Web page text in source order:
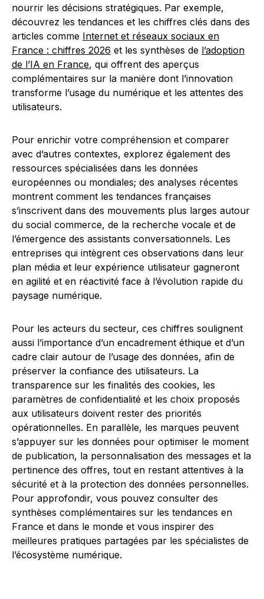
nourrir les décisions stratégiques. Par exemple,
découvrez les tendances et les chiffres clés dans des
articles comme Internet et réseaux sociaux en
France : chiffres 2026 et les synthèses de l’adoption
de l’IA en France, qui offrent des aperçus
complémentaires sur la manière dont l’innovation
transforme l’usage du numérique et les attentes des
utilisateurs.
Pour enrichir votre compréhension et comparer
avec d’autres contextes, explorez également des
ressources spécialisées dans les données
européennes ou mondiales; des analyses récentes
montrent comment les tendances françaises
s’inscrivent dans des mouvements plus larges autour
du social commerce, de la recherche vocale et de
l’émergence des assistants conversationnels. Les
entreprises qui intègrent ces observations dans leur
plan média et leur expérience utilisateur gagneront
en agilité et en réactivité face à l’évolution rapide du
paysage numérique.
Pour les acteurs du secteur, ces chiffres soulignent
aussi l’importance d’un encadrement éthique et d’un
cadre clair autour de l’usage des données, afin de
préserver la confiance des utilisateurs. La
transparence sur les finalités des cookies, les
paramètres de confidentialité et les choix proposés
aux utilisateurs doivent rester des priorités
opérationnelles. En parallèle, les marques peuvent
s’appuyer sur les données pour optimiser le moment
de publication, la personnalisation des messages et la
pertinence des offres, tout en restant attentives à la
sécurité et à la protection des données personnelles.
Pour approfondir, vous pouvez consulter des
synthèses complémentaires sur les tendances en
France et dans le monde et vous inspirer des
meilleures pratiques partagées par les spécialistes de
l’écosystème numérique.